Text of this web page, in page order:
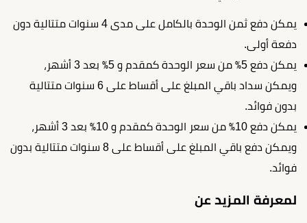
يمكن دفع ثمن الوحدة بالكامل على مدى 4 سنوات متتالية دون
دفعة أولى.
يمكن دفع 5٪ من سعر الوحدة كمقدم و 5٪ بعد 3 أشهر،
ويمكن سداد باقي المبلغ على أقساط على 6 سنوات متتالية
بدون فوائد.
يمكن دفع 10٪ من سعر الوحدة كمقدم و 10٪ بعد 3 أشهر،
ويمكن دفع باقي المبلغ على أقساط على 8 سنوات متتالية بدون
فوائد.
لمعرفة المزيد عن